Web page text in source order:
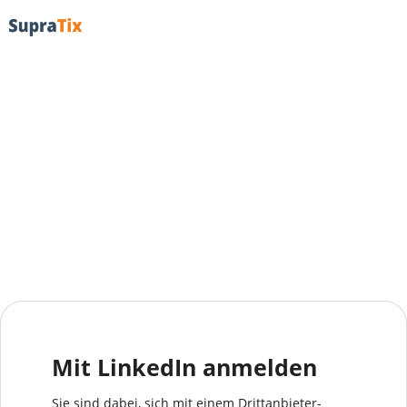
Mit LinkedIn anmelden
Sie sind dabei, sich mit einem Drittanbieter-